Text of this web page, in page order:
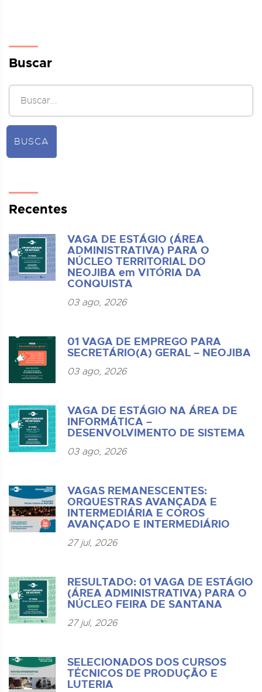
Buscar
BUSCA
Recentes
VAGA DE ESTÁGIO (ÁREA
ADMINISTRATIVA) PARA O
NÚCLEO TERRITORIAL DO
NEOJIBA em VITÓRIA DA
CONQUISTA
03 ago, 2026
01 VAGA DE EMPREGO PARA
SECRETÁRIO(A) GERAL – NEOJIBA
03 ago, 2026
VAGA DE ESTÁGIO NA ÁREA DE
INFORMÁTICA –
DESENVOLVIMENTO DE SISTEMA
03 ago, 2026
VAGAS REMANESCENTES:
ORQUESTRAS AVANÇADA E
INTERMEDIÁRIA E COROS
AVANÇADO E INTERMEDIÁRIO
27 jul, 2026
RESULTADO: 01 VAGA DE ESTÁGIO
(ÁREA ADMINISTRATIVA) PARA O
NÚCLEO FEIRA DE SANTANA
27 jul, 2026
SELECIONADOS DOS CURSOS
TÉCNICOS DE PRODUÇÃO E
LUTERIA